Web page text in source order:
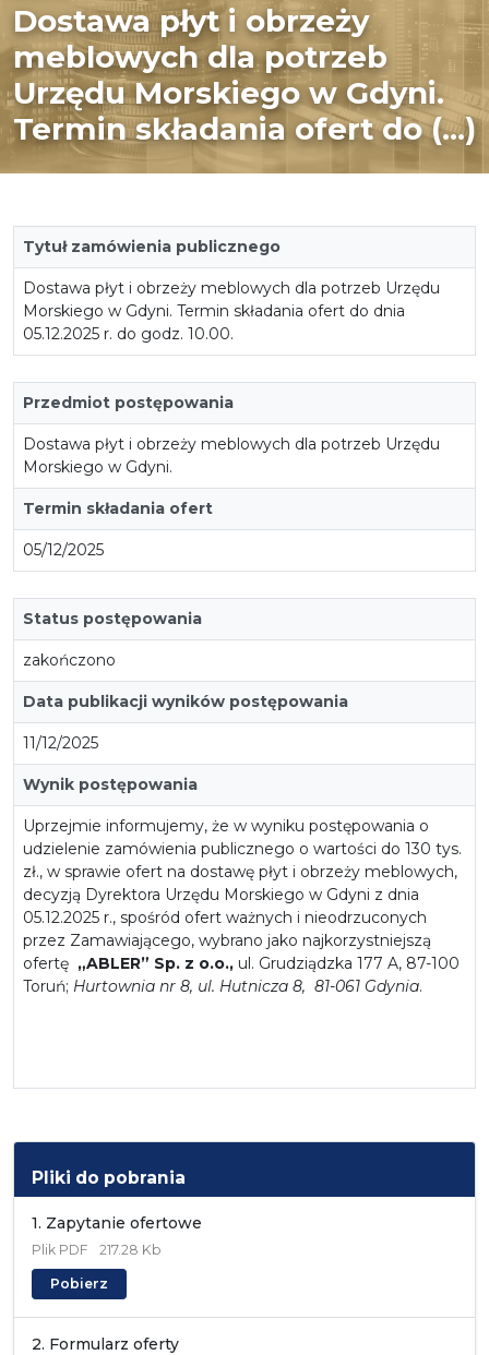
Dostawa płyt i obrzeży
meblowych dla potrzeb
Urzędu Morskiego w Gdyni.
Termin składania ofert do (...)
Tytuł zamówienia publicznego
Dostawa płyt i obrzeży meblowych dla potrzeb Urzędu
Morskiego w Gdyni. Termin składania ofert do dnia
05.12.2025 r. do godz. 10.00.
Przedmiot postępowania
Dostawa płyt i obrzeży meblowych dla potrzeb Urzędu
Morskiego w Gdyni.
Termin składania ofert
05/12/2025
Status postępowania
zakończono
Data publikacji wyników postępowania
11/12/2025
Wynik postępowania
Uprzejmie informujemy, że w wyniku postępowania o
udzielenie zamówienia publicznego o wartości do 130 tys.
zł., w sprawie ofert na dostawę płyt i obrzeży meblowych,
decyzją Dyrektora Urzędu Morskiego w Gdyni z dnia
05.12.2025 r., spośród ofert ważnych i nieodrzuconych
przez Zamawiającego, wybrano jako najkorzystniejszą
ofertę „ABLER” Sp. z o.o., ul. Grudziądzka 177 A, 87-100
Toruń; Hurtownia nr 8, ul. Hutnicza 8, 81-061 Gdynia.
Pliki do pobrania
1. Zapytanie ofertowe
Plik PDF 217.28 Kb
Pobierz
2. Formularz oferty